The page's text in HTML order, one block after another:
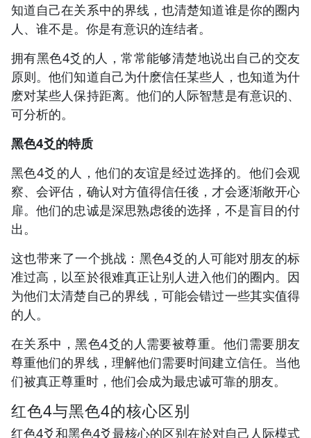
知道自己在关系中的界线，也清楚知道谁是你的圈内
人、谁不是。你是有意识的连结者。
拥有黑色4爻的人，常常能够清楚地说出自己的交友
原则。他们知道自己为什麽信任某些人，也知道为什
麽对某些人保持距离。他们的人际智慧是有意识的、
可分析的。
黑色4爻的特质
黑色4爻的人，他们的友谊是经过选择的。他们会观
察、会评估，确认对方值得信任後，才会逐渐敞开心
扉。他们的忠诚是深思熟虑後的选择，不是盲目的付
出。
这也带来了一个挑战：黑色4爻的人可能对朋友的标
准过高，以至於很难真正让别人进入他们的圈内。因
为他们太清楚自己的界线，可能会错过一些其实值得
的人。
在关系中，黑色4爻的人需要被尊重。他们需要朋友
尊重他们的界线，理解他们需要时间建立信任。当他
们被真正尊重时，他们会成为最忠诚可靠的朋友。
红色4与黑色4的核心区别
红色4爻和黑色4爻最核心的区别在於对自己人际模式